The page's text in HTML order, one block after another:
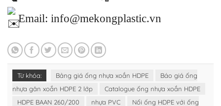
Email: info@mekongplastic.vn
Từ khóa: Bảng giá ống nhựa xoắn HDPE
Báo giá ống
nhựa gân xoắn HDPE 2 lớp
Catalogue ống nhựa xoắn HDPE
HDPE BAAN 260/200
nhựa PVC
Nối ống HDPE với ống